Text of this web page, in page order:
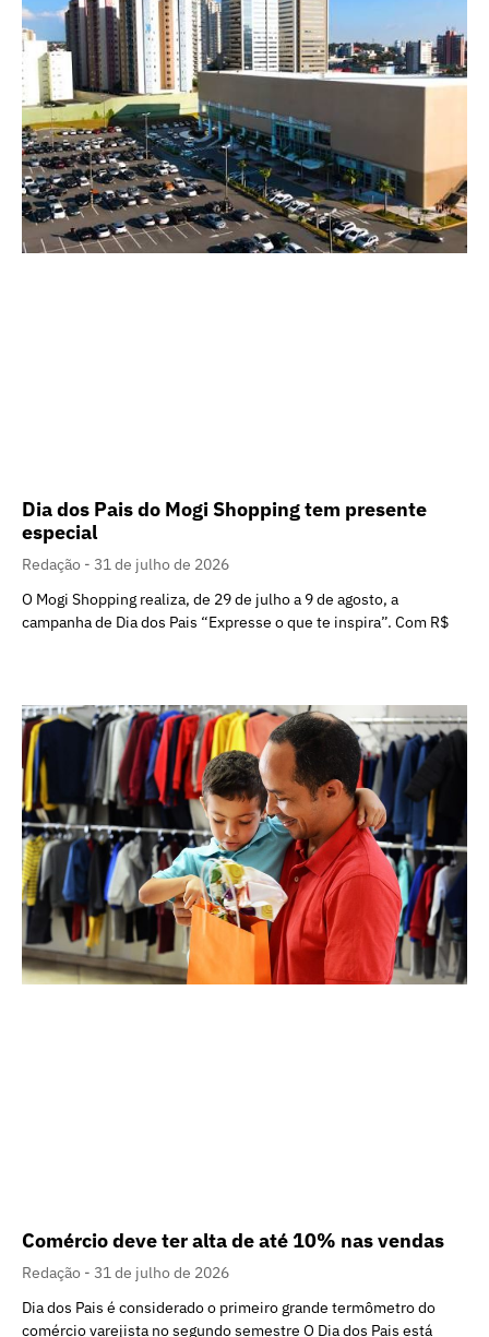
Dia dos Pais do Mogi Shopping tem presente
especial
Redação
31 de julho de 2026
O Mogi Shopping realiza, de 29 de julho a 9 de agosto, a
campanha de Dia dos Pais “Expresse o que te inspira”. Com R$
Comércio deve ter alta de até 10% nas vendas
Redação
31 de julho de 2026
Dia dos Pais é considerado o primeiro grande termômetro do
comércio varejista no segundo semestre O Dia dos Pais está